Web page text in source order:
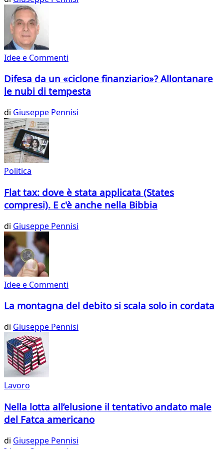
Idee e Commenti
Difesa da un «ciclone finanziario»? Allontanare
le nubi di tempesta
di Giuseppe Pennisi
Politica
Flat tax: dove è stata applicata (States
compresi). E c'è anche nella Bibbia
di Giuseppe Pennisi
Idee e Commenti
La montagna del debito si scala solo in cordata
di Giuseppe Pennisi
Lavoro
Nella lotta all’elusione il tentativo andato male
del Fatca americano
di Giuseppe Pennisi